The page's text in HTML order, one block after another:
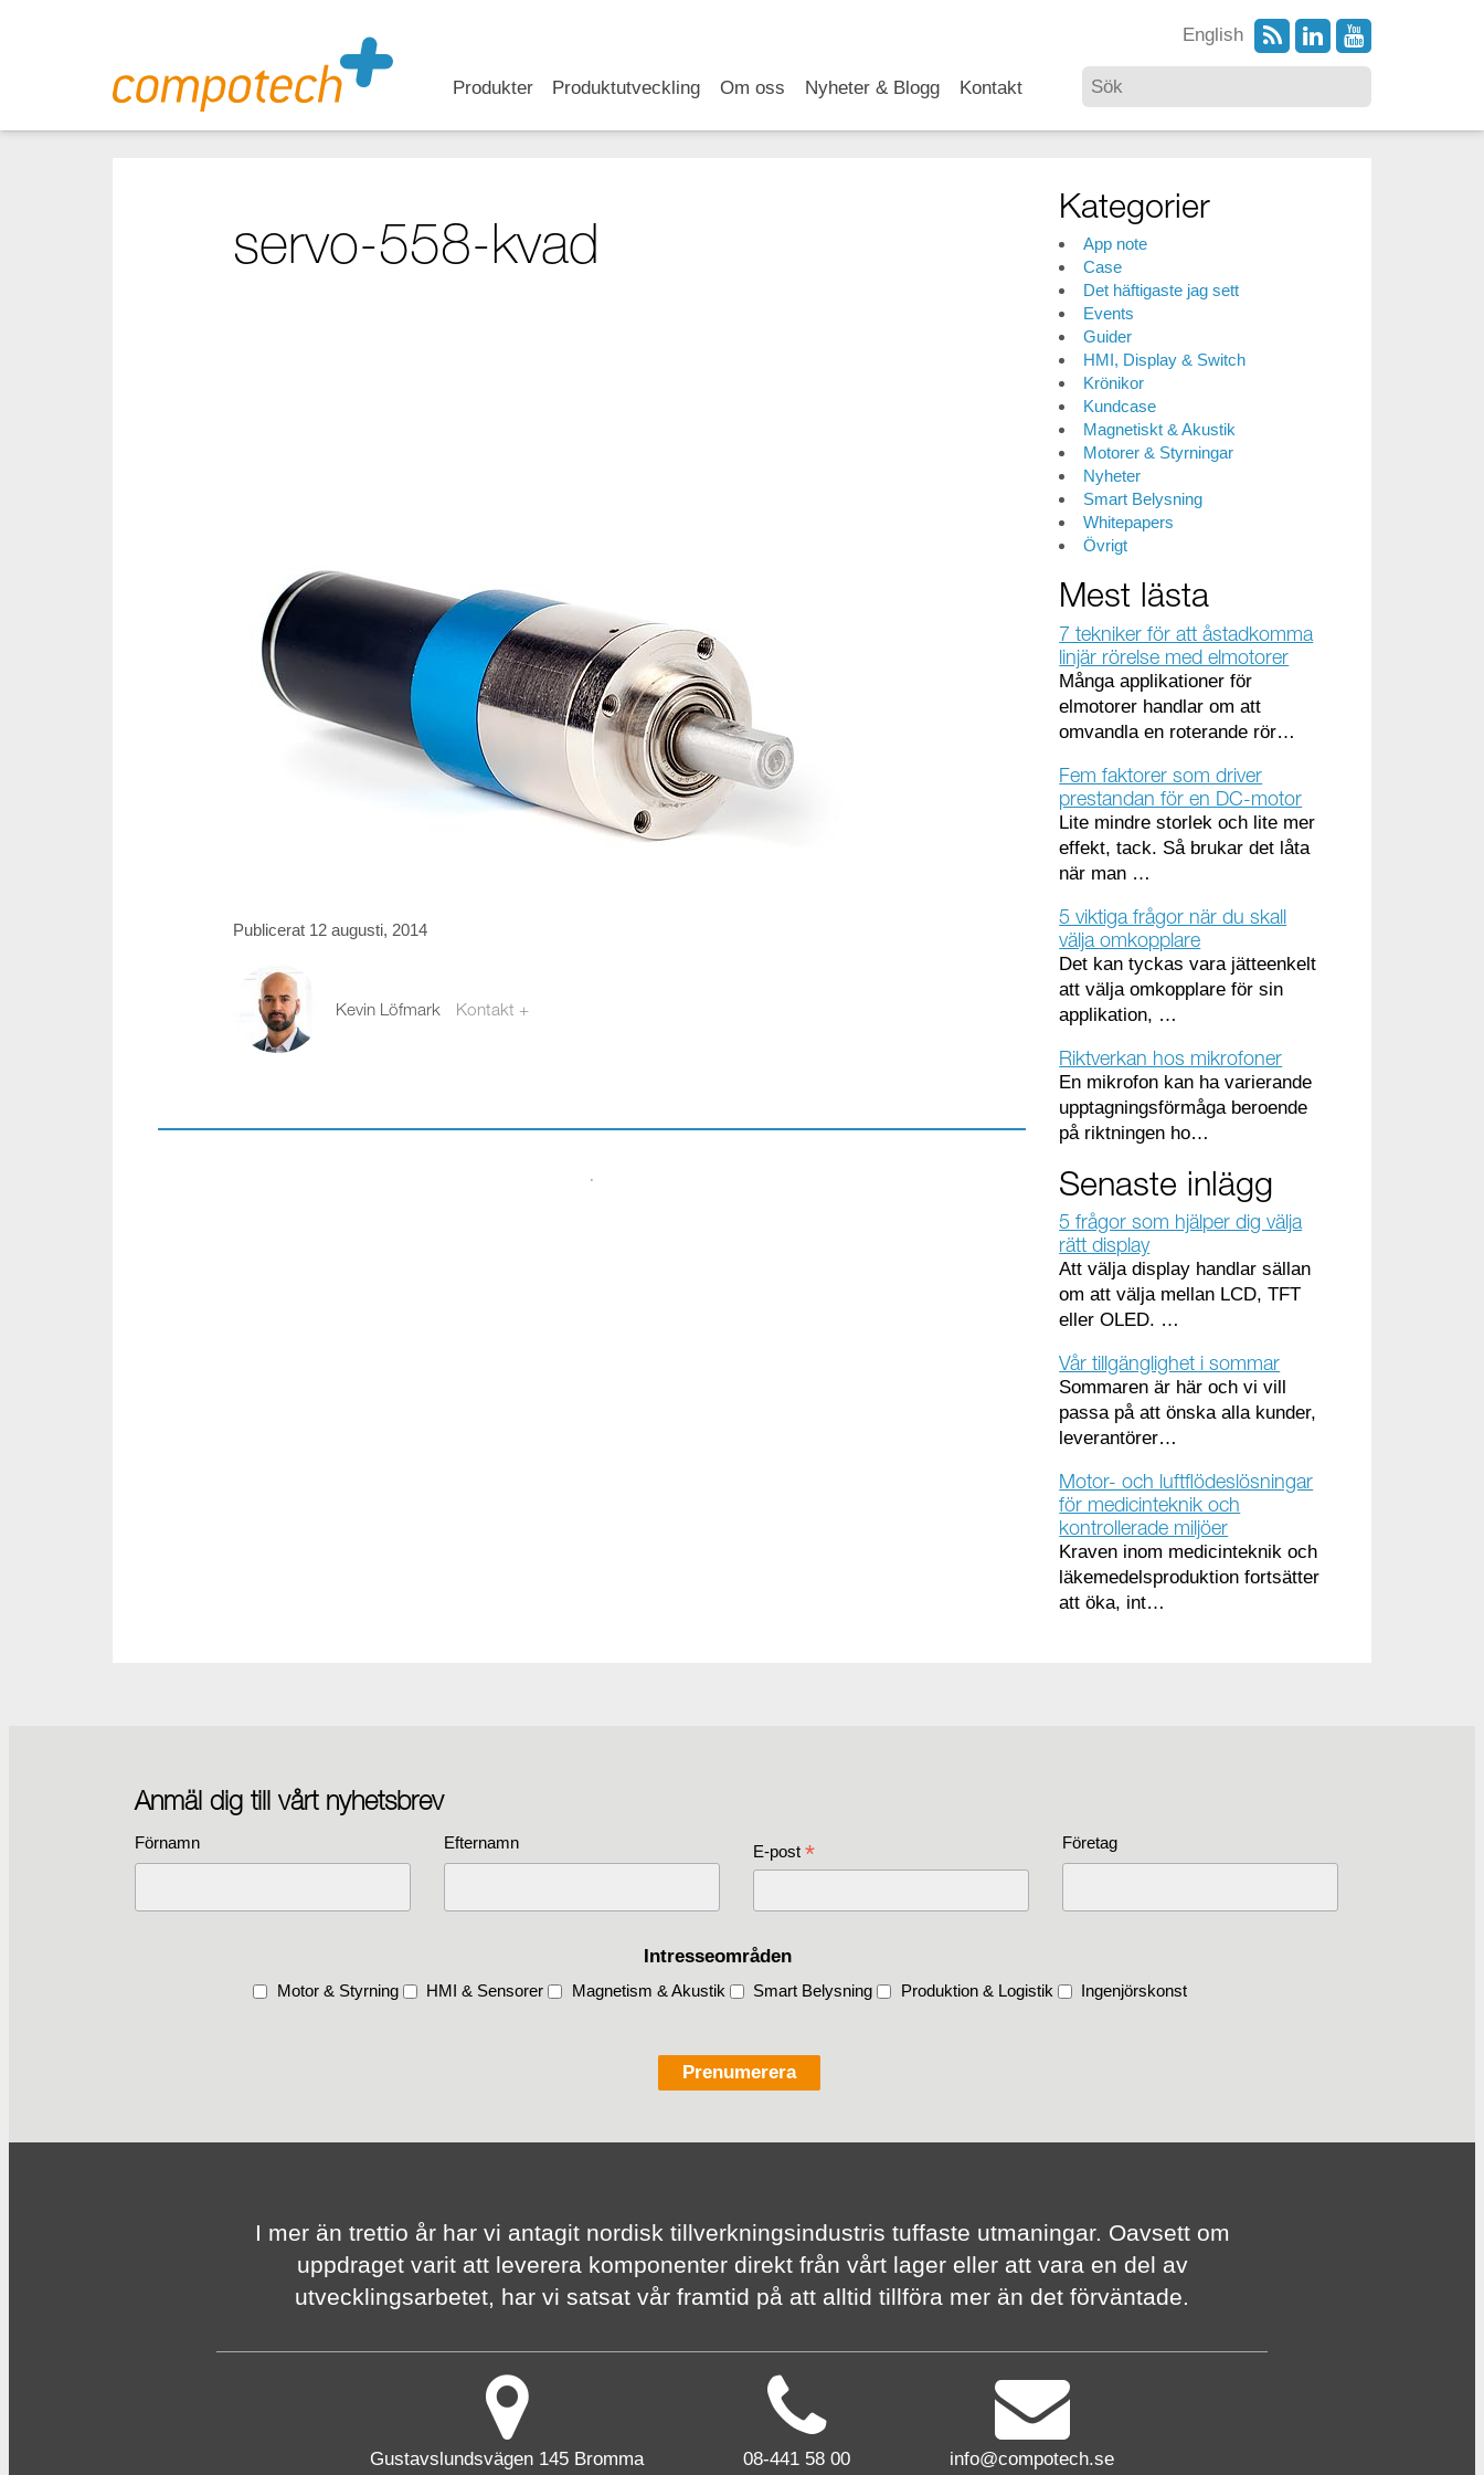
Produkter Produktutveckling Om oss Nyheter & Blogg Kontakt
English
servo-558-kvad
Publicerat 12 augusti, 2014
Kevin Löfmark Kontakt +
·
Kategorier
App note
Case
Det häftigaste jag sett
Events
Guider
HMI, Display & Switch
Krönikor
Kundcase
Magnetiskt & Akustik
Motorer & Styrningar
Nyheter
Smart Belysning
Whitepapers
Övrigt
Mest lästa
7 tekniker för att åstadkomma
linjär rörelse med elmotorer
Många applikationer för
elmotorer handlar om att
omvandla en roterande rör…
Fem faktorer som driver
prestandan för en DC-motor
Lite mindre storlek och lite mer
effekt, tack. Så brukar det låta
när man …
5 viktiga frågor när du skall
välja omkopplare
Det kan tyckas vara jätteenkelt
att välja omkopplare för sin
applikation, …
Riktverkan hos mikrofoner
En mikrofon kan ha varierande
upptagningsförmåga beroende
på riktningen ho…
Senaste inlägg
5 frågor som hjälper dig välja
rätt display
Att välja display handlar sällan
om att välja mellan LCD, TFT
eller OLED. …
Vår tillgänglighet i sommar
Sommaren är här och vi vill
passa på att önska alla kunder,
leverantörer…
Motor- och luftflödeslösningar
för medicinteknik och
kontrollerade miljöer
Kraven inom medicinteknik och
läkemedelsproduktion fortsätter
att öka, int…
Anmäl dig till vårt nyhetsbrev
Förnamn Efternamn E-post * Företag
Intresseområden
Motor & Styrning HMI & Sensorer Magnetism & Akustik Smart Belysning Produktion & Logistik Ingenjörskonst
I mer än trettio år har vi antagit nordisk tillverknings­industris tuffaste utmaningar. Oavsett om
uppdraget varit att leverera komponenter direkt från vårt lager eller att vara en del av
utvecklingsarbetet, har vi satsat vår framtid på att alltid tillföra mer än det förväntade.
Gustavslundsvägen 145 Bromma 08-441 58 00 info@compotech.se